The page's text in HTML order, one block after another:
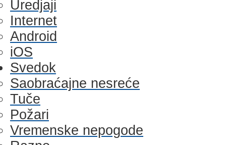
Uredjaji
Internet
Android
iOS
Svedok
Saobraćajne nesreće
Tuče
Požari
Vremenske nepogode